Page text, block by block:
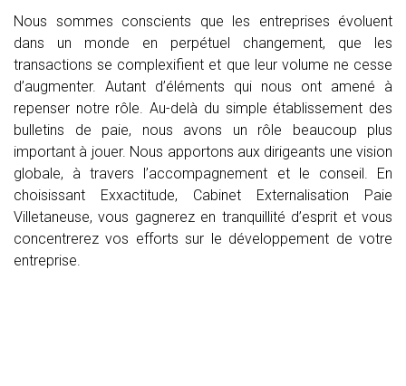
Nous sommes conscients que les entreprises évoluent
dans un monde en perpétuel changement, que les
transactions se complexifient et que leur volume ne cesse
d’augmenter. Autant d’éléments qui nous ont amené à
repenser notre rôle. Au-delà du simple établissement des
bulletins de paie, nous avons un rôle beaucoup plus
important à jouer. Nous apportons aux dirigeants une vision
globale, à travers l’accompagnement et le conseil. En
choisissant Exxactitude, Cabinet Externalisation Paie
Villetaneuse, vous gagnerez en tranquillité d’esprit et vous
concentrerez vos efforts sur le développement de votre
entreprise.